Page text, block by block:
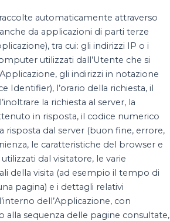
automaticamente attraverso
da applicazioni di parti terze
tra cui: gli indirizzi IP o i
utilizzati dall’Utente che si
gli indirizzi in notazione
Identifier), l’orario della richiesta, il
la richiesta al server, la
in risposta, il codice numerico
risposta dal server (buon fine, errore,
le caratteristiche del browser e
dal visitatore, le varie
della visita (ad esempio il tempo di
pagina) e i dettagli relativi
dell’Applicazione, con
alla sequenza delle pagine consultate,